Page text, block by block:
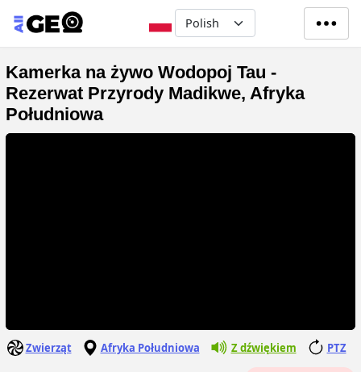
Przejdź do treści
Select your language
Kamerka na żywo Wodopoj Tau -
Rezerwat Przyrody Madikwe, Afryka
Południowa
Zwierząt Afryka Południowa Z dźwiękiem PTZ